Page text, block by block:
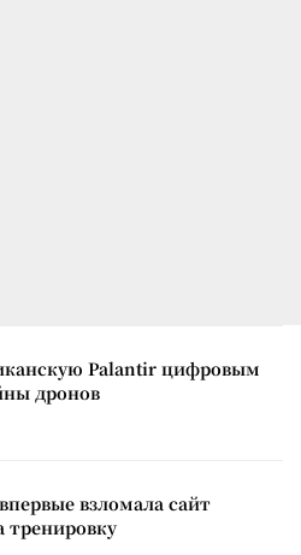
Palantir цифровым
дронов
взломала сайт
тренировку